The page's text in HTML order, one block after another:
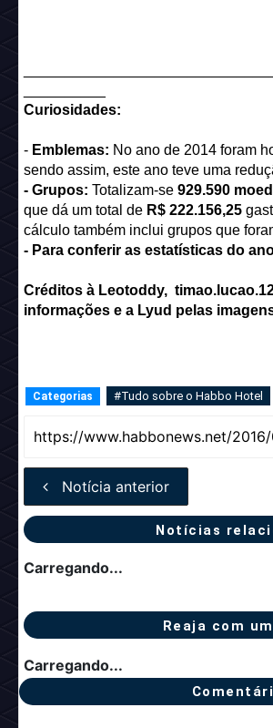
Curiosidades:
-Emblemas: No ano de 2014 foram
sendo assim, este ano teve uma
- Grupos: Totalizam-se 929.590
que dá um total de R$ 222.156,25
cálculo também inclui grupos que
- Para conferir as estatísticas do
Créditos à Leotoddy,
informações e a Lyud pelas
Categorias #Tudo sobre o Habbo Hotel
Notícia anterior
Notícias
Carregando...
Reaja com
Carregando...